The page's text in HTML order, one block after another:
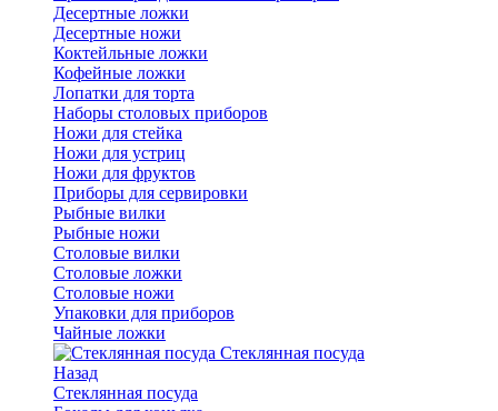
Десертные ложки
Десертные ножи
Коктейльные ложки
Кофейные ложки
Лопатки для торта
Наборы столовых приборов
Ножи для стейка
Ножи для устриц
Ножи для фруктов
Приборы для сервировки
Рыбные вилки
Рыбные ножи
Столовые вилки
Столовые ложки
Столовые ножи
Упаковки для приборов
Чайные ложки
Стеклянная посуда
Назад
Стеклянная посуда